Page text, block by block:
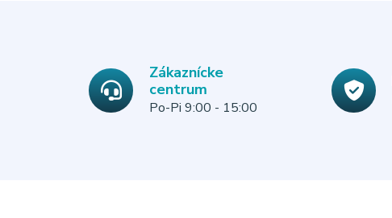
Zákaznícke
centrum
Po-Pi 9:00 - 15:00